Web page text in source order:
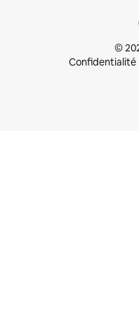
©
Confidentialité